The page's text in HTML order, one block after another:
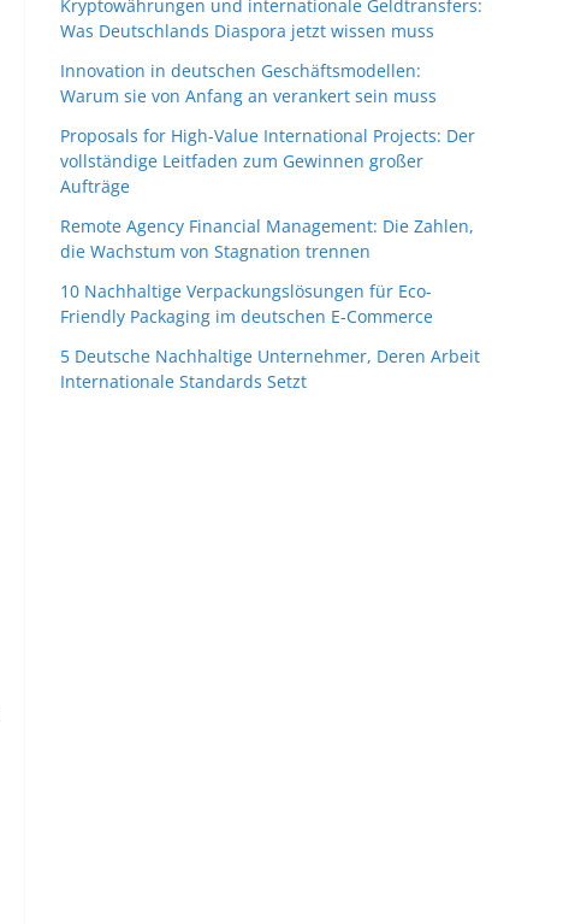
Kryptowährungen und internationale Geldtransfers:
Was Deutschlands Diaspora jetzt wissen muss
Innovation in deutschen Geschäftsmodellen:
Warum sie von Anfang an verankert sein muss
Proposals for High-Value International Projects: Der
vollständige Leitfaden zum Gewinnen großer
Aufträge
Remote Agency Financial Management: Die Zahlen,
die Wachstum von Stagnation trennen
10 Nachhaltige Verpackungslösungen für Eco-
Friendly Packaging im deutschen E-Commerce
5 Deutsche Nachhaltige Unternehmer, Deren Arbeit
Internationale Standards Setzt